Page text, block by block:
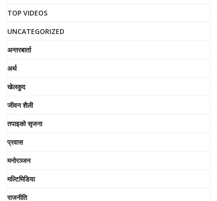
TOP VIDEOS
UNCATEGORIZED
अन्तरबार्ता
अर्थ
खेलकुद
जीवन शैली
तपाइको सृजना
प्रवास
मनोरञ्जन
मल्टिमिडिया
राजनीति